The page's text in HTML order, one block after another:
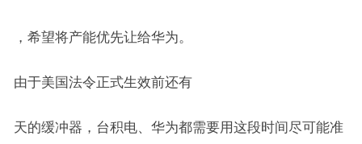
，希望将产能优先让给华为。
由于美国法令正式生效前还有
天的缓冲器，台积电、华为都需要用这段时间尽可能准